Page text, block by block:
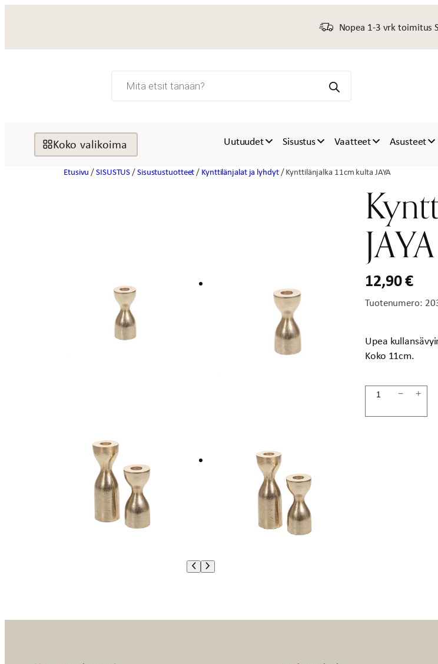
Nopea 1-3 vrk toimitus
search
Koko valikoima Uutuudet Sisustus Vaatteet Asusteet
Etusivu /SISUSTUS/Sisustustuotteet/ Kynttilänjalat ja lyhdyt/ Kynttilänjalka 11cm kulta JAYA
JAYA
12,90€
Tuotenumero:
Upea
Koko 11cm.
Kynttilänjalka
− +